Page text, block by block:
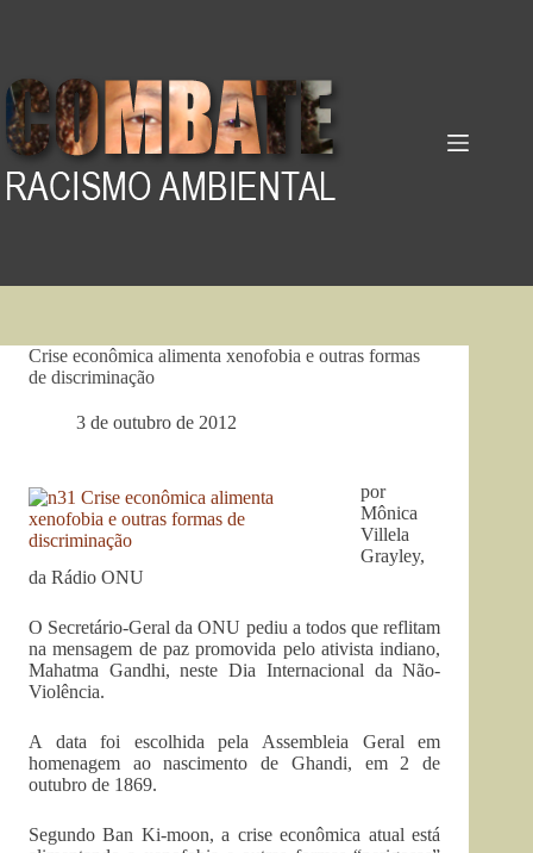
Crise econômica alimenta xenofobia e outras formas
de discriminação
3 de outubro de 2012
por
Mônica
Villela
Grayley,
da Rádio ONU
O Secretário-Geral da ONU pediu a todos que reflitam
na mensagem de paz promovida pelo ativista indiano,
Mahatma Gandhi, neste Dia Internacional da Não-
Violência.
A data foi escolhida pela Assembleia Geral em
homenagem ao nascimento de Ghandi, em 2 de
outubro de 1869.
Segundo Ban Ki-moon, a crise econômica atual está